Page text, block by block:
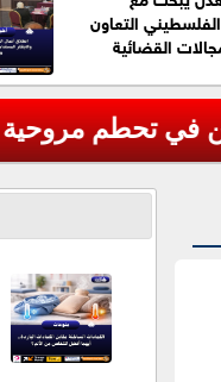
التعاون
القضائية
يوتا الأميركية